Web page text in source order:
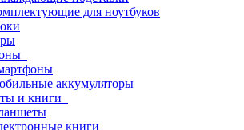
для ноутбуков
аккумуляторы
и книги
книги